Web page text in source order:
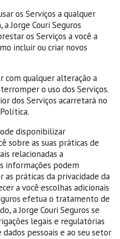
os Serviços a qualquer
Jorge Couri Seguros
os Serviços a você a
incluir ou criar novos
com qualquer alteração a
o uso dos Serviços.
dos Serviços acarretará no
disponibilizar
sobre as suas práticas de
relacionadas a
informações podem
práticas da privacidade da
a você escolhas adicionais
efetua o tratamento de
a Jorge Couri Seguros se
legais e regulatórias
pessoais e ao seu setor